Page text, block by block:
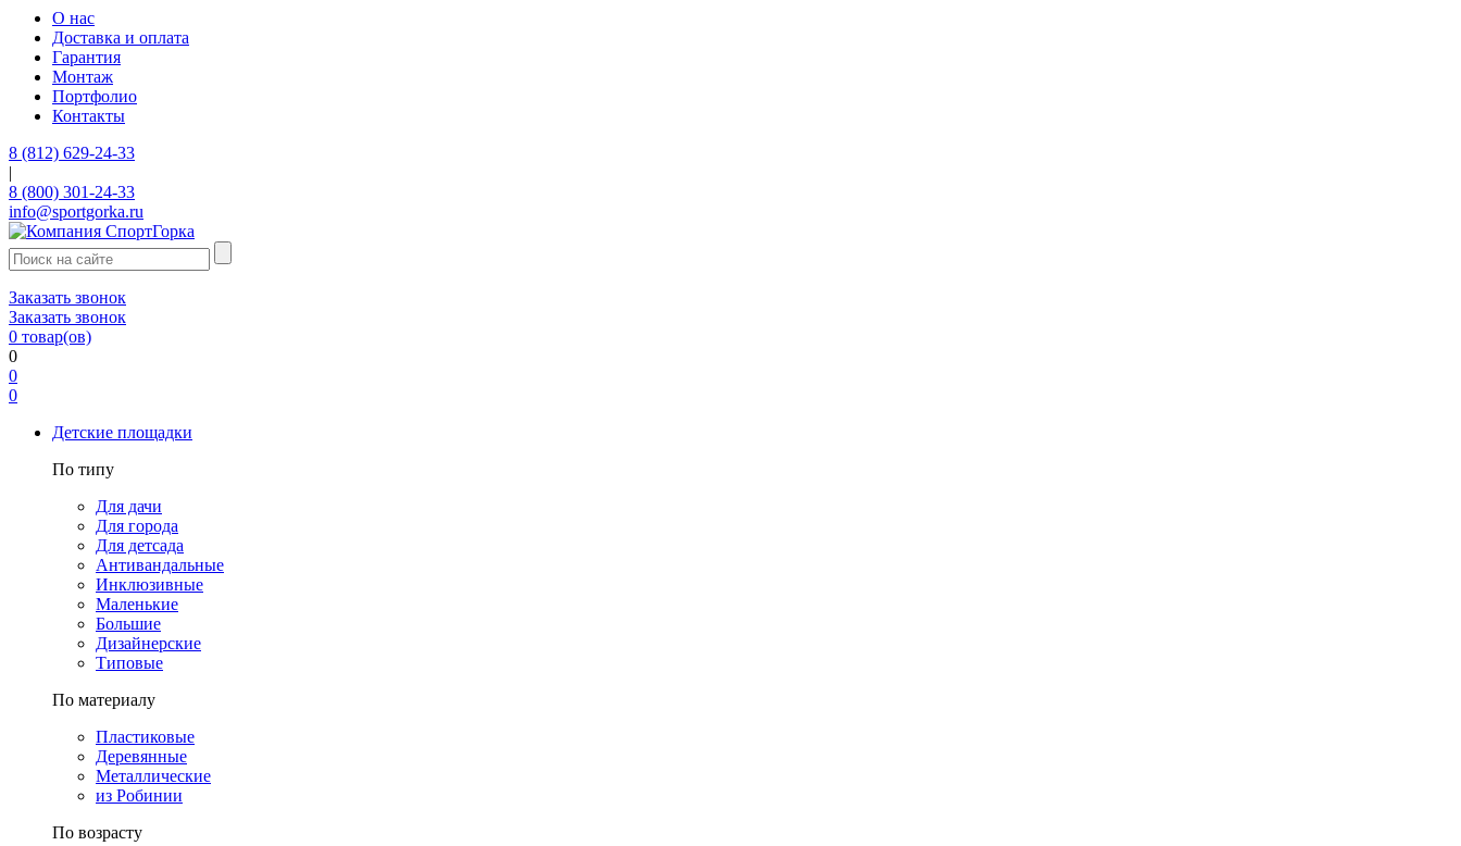
О нас
Доставка и оплата
Гарантия
Монтаж
Портфолио
Контакты
8 (812) 629-24-33
|
8 (800) 301-24-33
info@sportgorka.ru
Заказать звонок
Заказать звонок
0 товар(ов)
0
0
0
Детские площадки
По типу
Для дачи
Для города
Для детсада
Антивандальные
Инклюзивные
Маленькие
Большие
Дизайнерские
Типовые
По материалу
Пластиковые
Деревянные
Металлические
из Робинии
По возрасту